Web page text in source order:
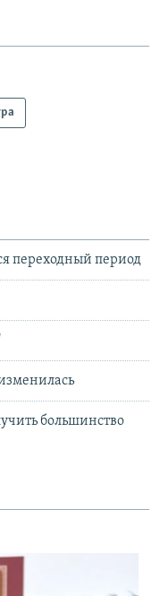
переходный период
большинство